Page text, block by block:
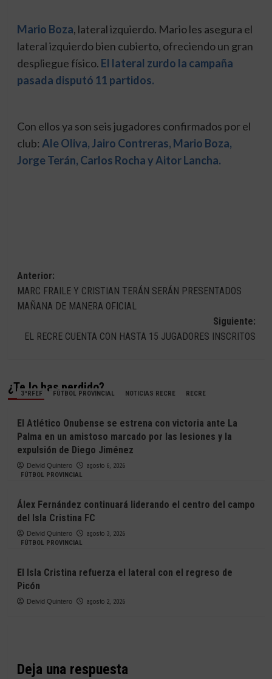
Mario Boza, lateral izquierdo. Mario les asegura el
lateral izquierdo bien cubierto, ofreciendo un gran
despliegue físico. El lateral zurdo la campaña
pasada disputó 11 partidos.
Con ellos ya son seis jugadores confirmados por el
club: Ale Oliva, Jairo Contreras, Mario Boza,
Jorge Terán, Carlos Rocha y Aitor Lancha.
Navegación
de
Anterior:
MARC FRAILE Y CRISTIAN TERÁN SERÁN PRESENTADOS
MAÑANA DE MANERA OFICIAL
Siguiente:
EL RECRE CUENTA CON HASTA 15 JUGADORES INSCRITOS
¿Te lo has perdido?
3ªRFEF FÚTBOL PROVINCIAL NOTICIAS RECRE RECRE
El Atlético Onubense se estrena con victoria ante La
Palma en un amistoso marcado por las lesiones y la
expulsión de Diego Jiménez
Deivid Quintero
agosto 6, 2026
FÚTBOL PROVINCIAL
Álex Fernández continuará liderando el centro del campo
del Isla Cristina FC
Deivid Quintero
agosto 3, 2026
FÚTBOL PROVINCIAL
El Isla Cristina refuerza el lateral con el regreso de
Picón
Deivid Quintero agosto 2, 2026
Deja una respuesta